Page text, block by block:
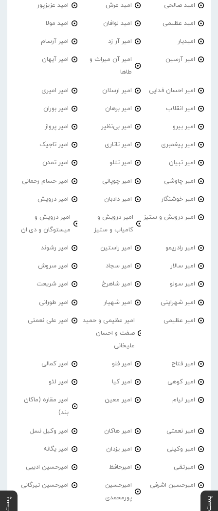
امید صالحی امید عرش امید عزیزپور
امید عظیمی امید لوافان امید مولا
امیدیار امیر آر زد امیر آرسام
امیر آرسین
امیر آن میراث و
طاها
امیر آیهان
امیر احسان فدایی امیر ارسلان امیر امیری
امیر انقلاب امیر برهان امیر‌ بوران
امیر بیرو امیر بی‌نظیر امیر پرواز
امیر پیغمبری امیر تاتاری امیر تاجیک
امیر تبیان امیر تتلو امیر تمدن
امیر چاوشی امیر چوپانی امیر حسام رحمانی
امیر خوشنگار امیر دادبان امیر درویش
امیر درویش و ستیز
امیر درویش و
کامیاب و ستیز
امیر درویش و
میستوگان و دی.ان
امیر رادریمو امیر راستین امیر رشوند
امیر سالار امیر سجاد امیر سروش
امیر سولو امیر شاهرخ امیر شریعت
امیر شهراینی امیر شهیار امیر طورانی
امیر عظیمی
امیر عظیمی و حمید
صفت و احسان
علیخانی
امیر علی نعمتی
امیر فتاح امیر فِلو امیر کمالی
امیر کوهی امیر کیا امیر لئو
امیر لیام امیر معین
امیر مقاره (ماکان
بند)
امیر نعمتی امیر هاکان امیر وکیل نسل
امیر وکیلی امیر یزدان امیر یگانه
امیرتقی امیرحافظ امیرحسین ادیبی
امیرحسین اشرفی
امیرحسین
پورمحمدی
امیرحسین تیرگانی